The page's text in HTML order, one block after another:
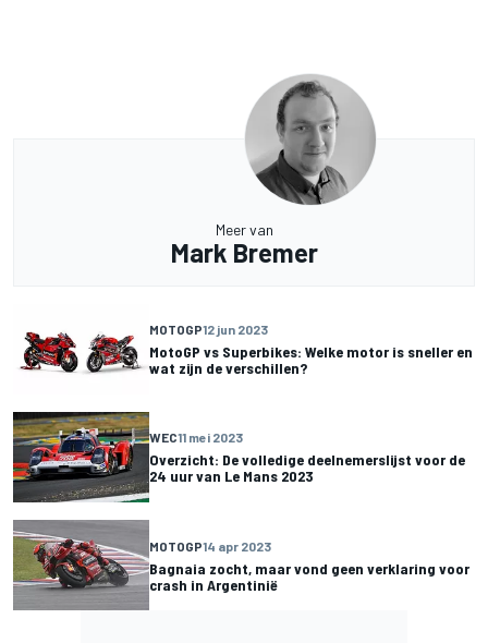
Meer van
Mark Bremer
MOTOGP12 jun 2023
MotoGP vs Superbikes: Welke motor is sneller en
wat zijn de verschillen?
WEC11 mei 2023
Overzicht: De volledige deelnemerslijst voor de
24 uur van Le Mans 2023
MOTOGP14 apr 2023
Bagnaia zocht, maar vond geen verklaring voor
crash in Argentinië